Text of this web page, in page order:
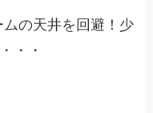
の天井を回避！少
・・